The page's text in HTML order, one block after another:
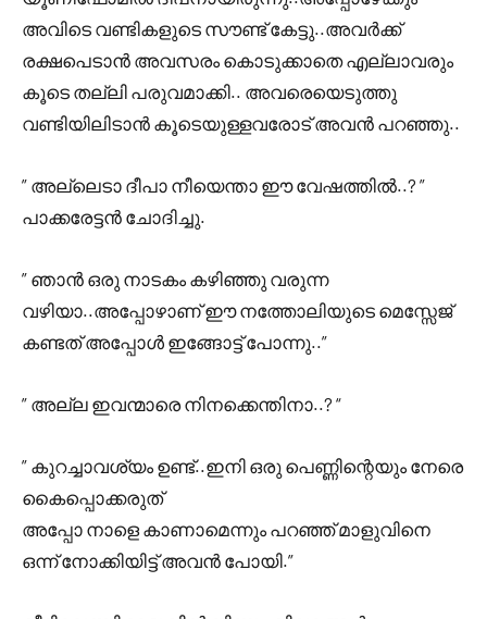
അവിടെ വണ്ടികളുടെ സൗണ്ട് കേട്ടു..അവർക്ക്
രക്ഷപെടാൻ അവസരം കൊടുക്കാതെ എല്ലാവരും
കൂടെ തല്ലി പരുവമാക്കി.. അവരെയെടുത്തു
വണ്ടിയിലിടാൻ കൂടെയുള്ളവരോട് അവൻ പറഞ്ഞു..
” അല്ലെടാ ദീപാ നീയെന്താ ഈ വേഷത്തിൽ..? ”
പാക്കരേട്ടൻ ചോദിച്ചു.
” ഞാൻ ഒരു നാടകം കഴിഞ്ഞു വരുന്ന
വഴിയാ..അപ്പോഴാണ് ഈ നത്തോലിയുടെ മെസ്സേജ്
കണ്ടത്‌ അപ്പോൾ ഇങ്ങോട്ട് പോന്നു..”
” അല്ല ഇവന്മാരെ നിനക്കെന്തിനാ..? “
” കുറച്ചാവശ്യം ഉണ്ട്..ഇനി ഒരു പെണ്ണിന്റെയും നേരെ
കൈപ്പൊക്കരുത്
അപ്പോ നാളെ കാണാമെന്നും പറഞ്ഞ് മാളുവിനെ
ഒന്ന് നോക്കിയിട്ട് അവൻ പോയി.”